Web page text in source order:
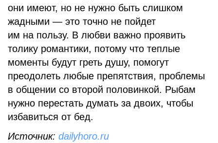
они имеют, но не нужно быть слишком
жадными — это точно не пойдет
им на пользу. В любви важно проявить
толику романтики, потому что теплые
моменты будут греть душу, помогут
преодолеть любые препятствия, проблемы
в общении со второй половинкой. Рыбам
нужно перестать думать за двоих, чтобы
избавиться от бед.
Источник: dailyhoro.ru